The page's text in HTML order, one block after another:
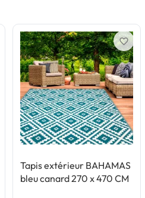
Tapis extérieur BAHAMAS
bleu canard 270 x 470 CM
favorite_border